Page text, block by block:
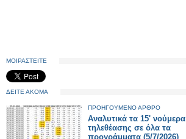
ΜΟΙΡΑΣΤΕΙΤΕ
ΔΕΙΤΕ ΑΚΟΜΑ
ΠΡΟΗΓΟΥΜΕΝΟ ΑΡΘΡΟ
Αναλυτικά τα 15' νούμερα
τηλεθέασης σε όλα τα
προγράμματα (5/7/2026)